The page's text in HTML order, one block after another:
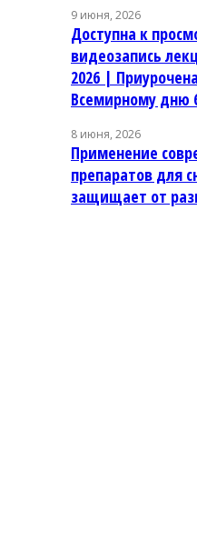
9 июня, 2026
Доступна к
видеозапись
2026 |
Всемирному дню
8 июня, 2026
Применение
препаратов для
защищает от